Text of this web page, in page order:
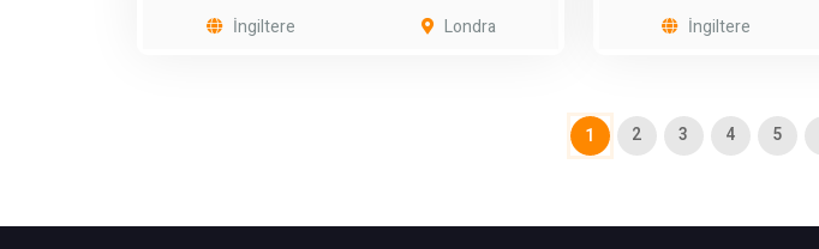
İngiltere Londra İngiltere
1 2 3 4 5